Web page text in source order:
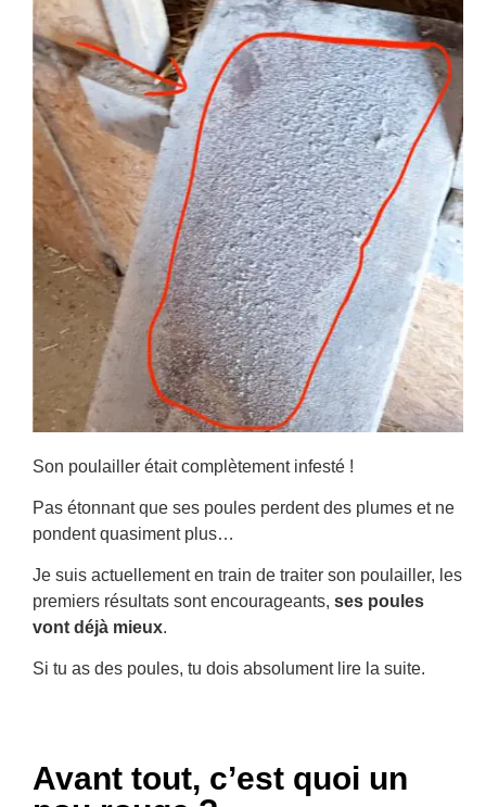
Son poulailler était complètement infesté !
Pas étonnant que ses poules perdent des plumes et ne
pondent quasiment plus…
Je suis actuellement en train de traiter son poulailler, les
premiers résultats sont encourageants, ses poules
vont déjà mieux.
Si tu as des poules, tu dois absolument lire la suite.
Avant tout, c’est quoi un